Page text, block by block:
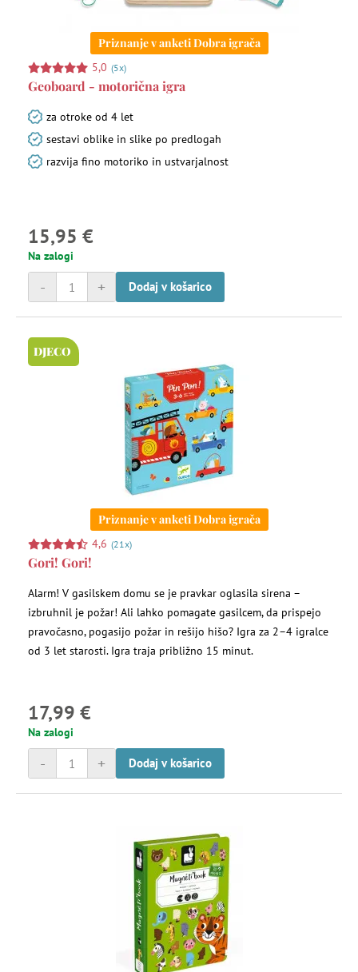
Priznanje v anketi Dobra igrača
5,0 (5x)
Geoboard - motorična igra
za otroke od 4 let
sestavi oblike in slike po predlogah
razvija fino motoriko in ustvarjalnost
15,95 €
Na zalogi
+
- Dodaj v košarico
DJECO
Priznanje v anketi Dobra igrača
4,6 (21x)
Gori! Gori!
Alarm! V gasilskem domu se je pravkar oglasila sirena –
izbruhnil je požar! Ali lahko pomagate gasilcem, da prispejo
pravočasno, pogasijo požar in rešijo hišo? Igra za 2–4 igralce
od 3 let starosti. Igra traja približno 15 minut.
17,99 €
Na zalogi
+
- Dodaj v košarico